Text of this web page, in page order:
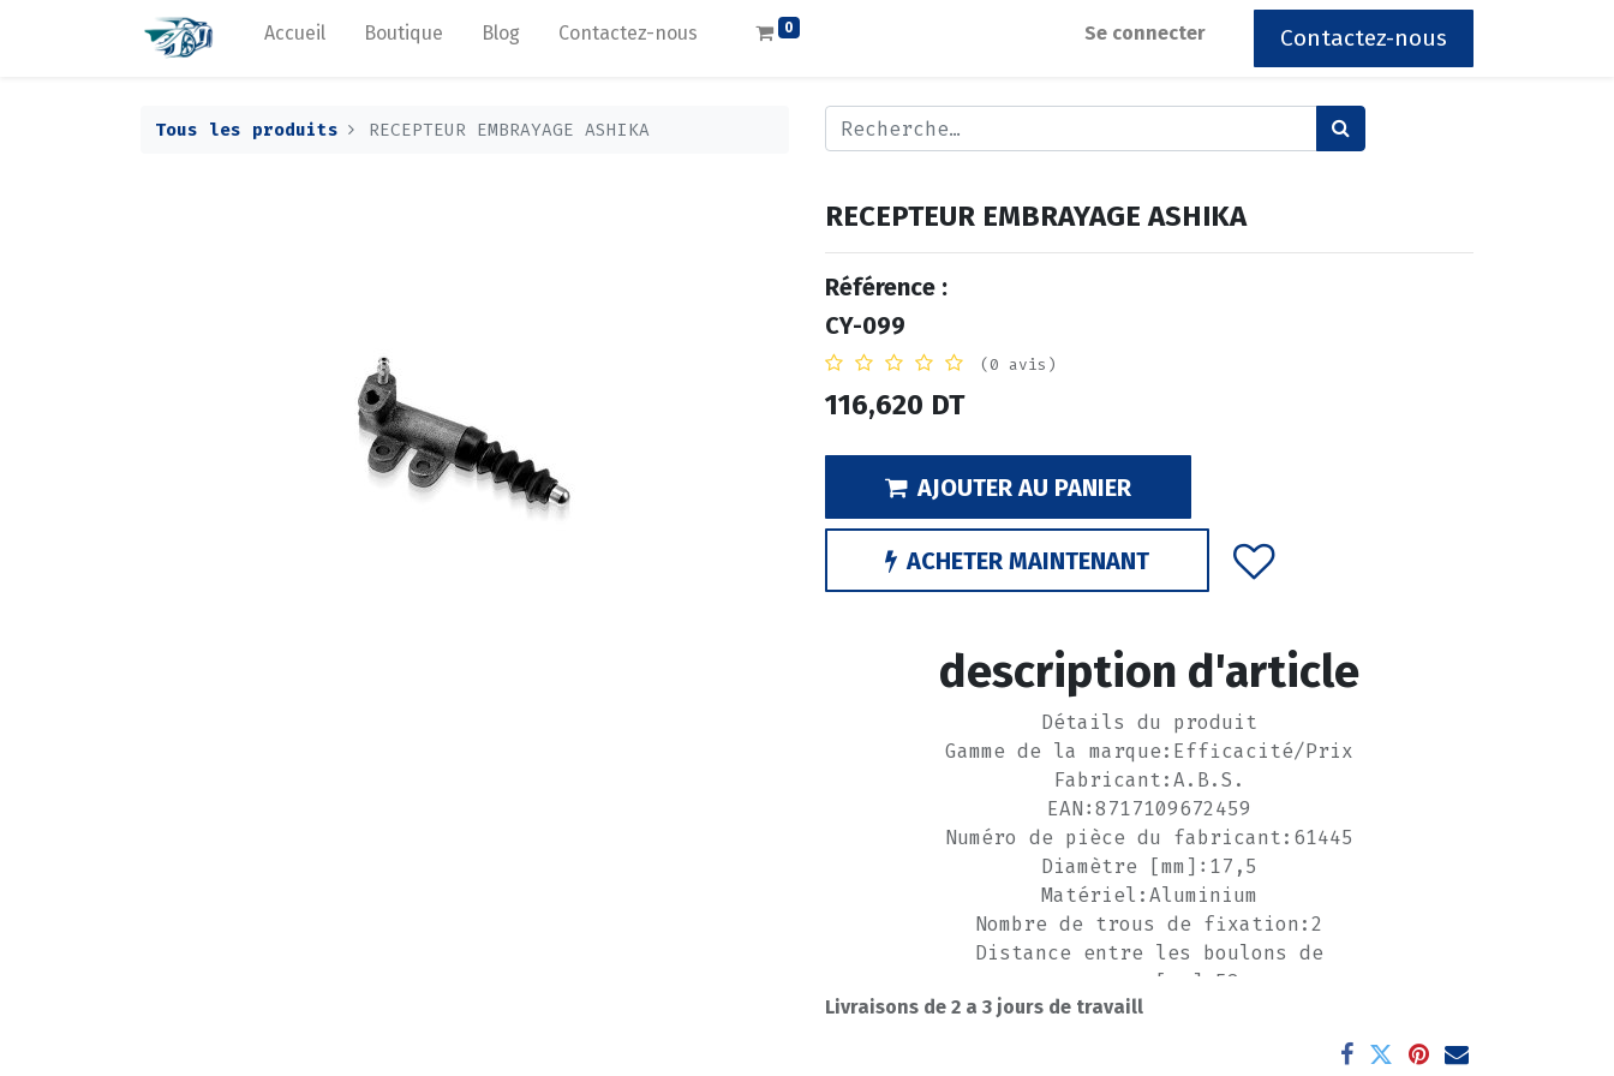
Accueil Boutique Blog Contactez-nous 0 Se connecter Contactez-nous
Tous les produits RECEPTEUR EMBRAYAGE ASHIKA
RECEPTEUR EMBRAYAGE ASHIKA
Référence :
CY-099
(0 avis)
116,620 DT
AJOUTER AU PANIER
ACHETER MAINTENANT
description d'article
Détails du produit
Gamme de la marque:Efficacité/Prix
Fabricant:A.B.S.
EAN:8717109672459
Numéro de pièce du fabricant:61445
Diamètre [mm]:17,5
Matériel:Aluminium
Nombre de trous de fixation:2
Distance entre les boulons de
serrage [mm]:58
Poids [kg]:0,53
-----------------------------------
Livraisons de 2 a 3 jours de travaill